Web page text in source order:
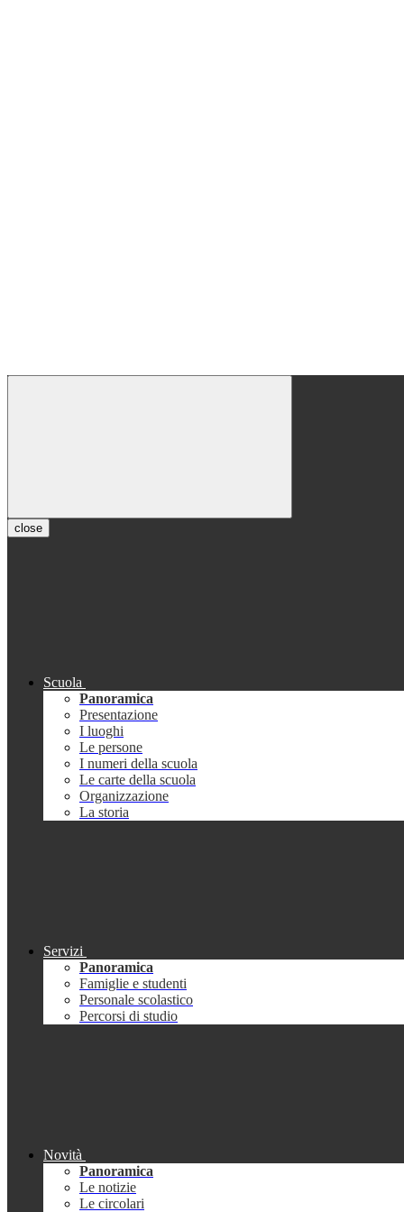
close
Scuola
Panoramica
Presentazione
I luoghi
Le persone
I numeri della scuola
Le carte della scuola
Organizzazione
La storia
Servizi
Panoramica
Famiglie e studenti
Personale scolastico
Percorsi di studio
Novità
Panoramica
Le notizie
Le circolari